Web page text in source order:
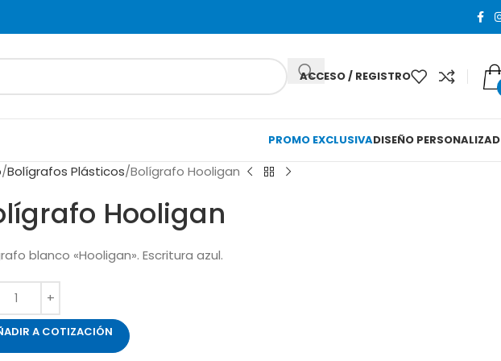
ACCESO / REGISTRO
PROMO EXCLUSIVADISEÑO
Bolígrafos Plásticos Bolígrafo Hooligan
Hooligan
blanco «Hooligan». Escritura azul.
A COTIZACIÓN